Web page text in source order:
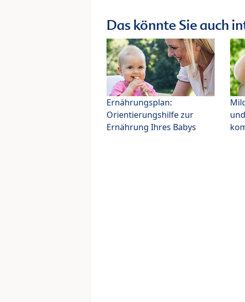
Das könnte Sie auch
Ernährungsplan:
Orientierungshilfe zur
Ernährung Ihres Babys